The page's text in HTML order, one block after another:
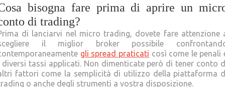
bisogna fare prima di aprire un
di trading?
di lanciarvi nel micro trading, dovete fare attenzione
il miglior broker possibile
gli spread praticati così come le penali
diversi tassi applicati. Non dimenticate però di tener conto
fattori come la semplicità di utilizzo della piattaforma
o anche degli strumenti a vostra disposizione.